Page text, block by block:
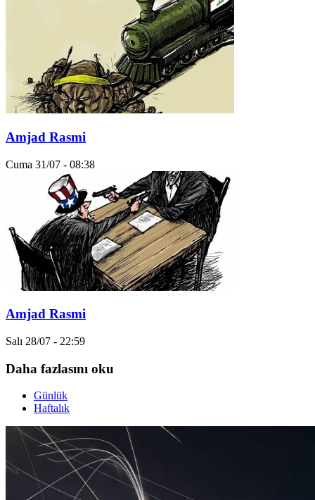
Amjad Rasmi
Cuma 31/07 - 08:38
Amjad Rasmi
Salı 28/07 - 22:59
Daha fazlasını oku
Günlük
Haftalık